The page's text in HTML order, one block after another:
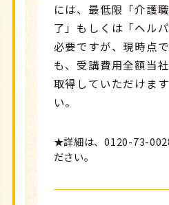
には、最低限「介護
了」もしくは「ヘル
必要ですが、現時点
も、受講費用全額当
取得していただけま
い。
★詳細は、0120-73-
ださい。